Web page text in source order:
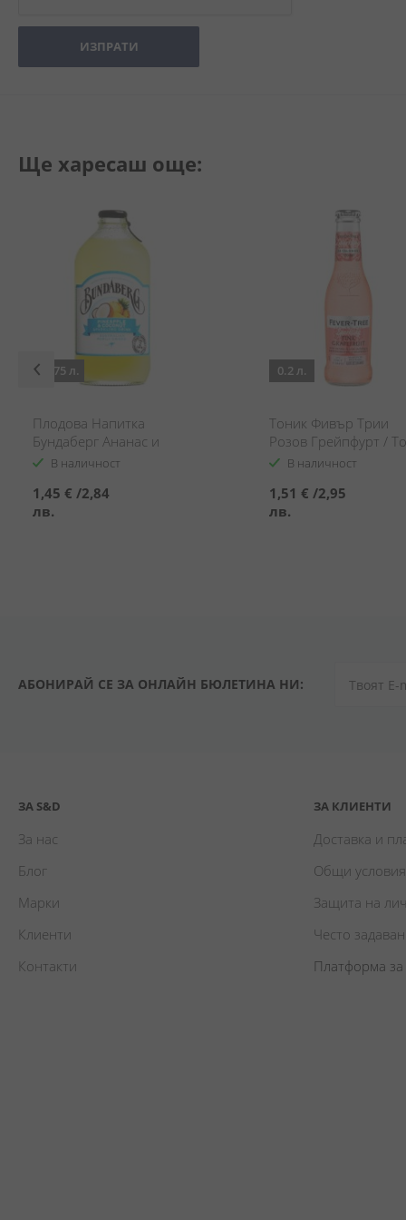
ИЗПРАТИ
Ще харесаш още:
0.375 л.
Плодова Напитка
Бундаберг Ананас и
Кокос / Bundaberg
В наличност
1,45 € /2,84
лв.
0.2 л.
Тоник Фивър Трии
Розов Грейпфурт /
Fever-Tree Pink
В наличност
1,51 € /2,95
лв.
АБОНИРАЙ СЕ ЗА ОНЛАЙН БЮЛЕТИНА НИ:
ЗА S&D
За нас
Блог
Марки
Клиенти
Контакти
ЗА КЛИЕНТИ
Доставка и
Общи условия
Защита на
Често
Платформа